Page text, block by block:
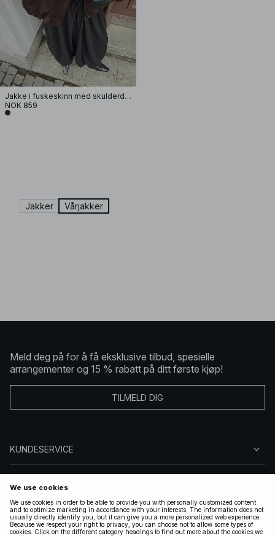
Jakke i fuskeskinn med skulderdetaljer
NOK 859
Jakker Vårjakker
Meld deg på for å få eksklusive tilbud, spesielle
arrangementer og 15 % rabatt på ditt første kjøp!
TILMELD DIG
KUNDESERVICE
FØLG OSS